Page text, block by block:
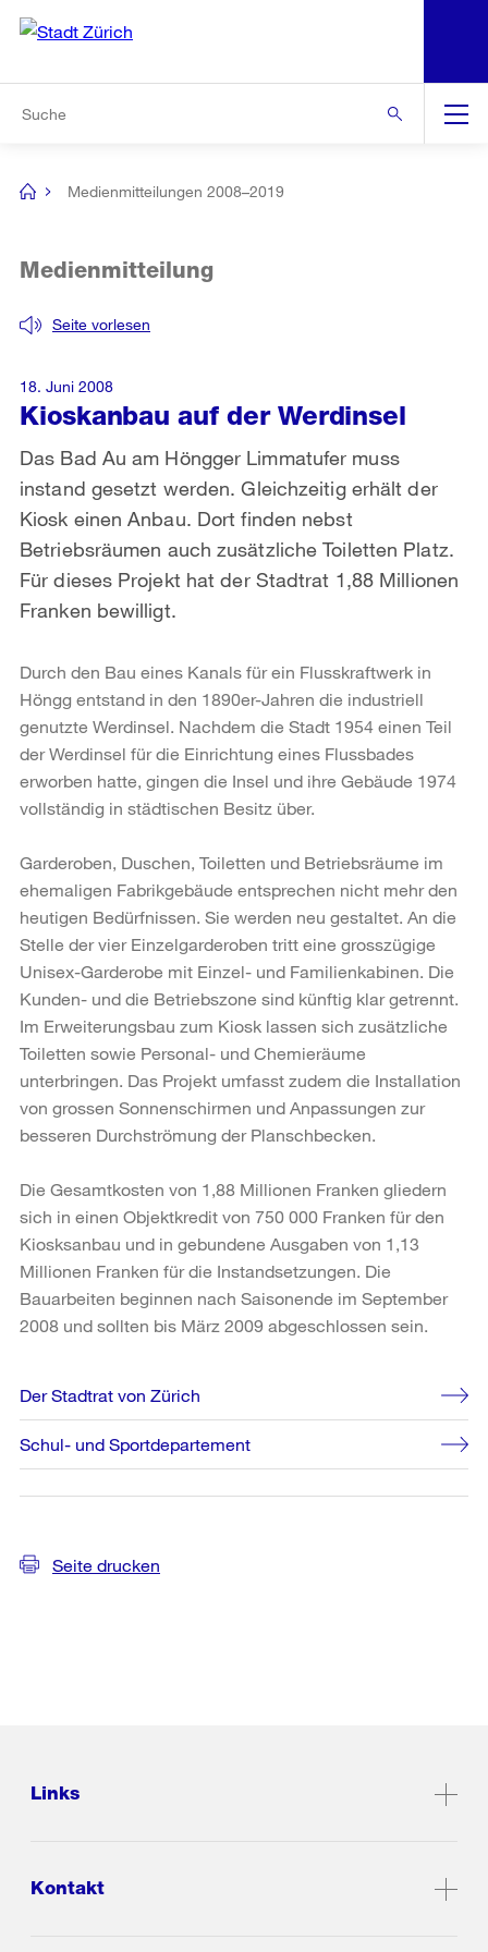
Navigation
[no
Medienmitteilungen 2008–2019
Kioskanbau auf der Werdinsel
Seite vorlesen
Medienmitteilung
Das Bad Au am Höngger Limmatufer muss
instand gesetzt werden. Gleichzeitig erhält der
Kiosk einen Anbau. Dort finden nebst
Betriebsräumen auch zusätzliche Toiletten Platz.
Für dieses Projekt hat der Stadtrat 1,88 Millionen
Franken bewilligt.
18. Juni 2008
Durch den Bau eines Kanals für ein Flusskraftwerk in
Höngg entstand in den 1890er-Jahren die industriell
genutzte Werdinsel. Nachdem die Stadt 1954 einen Teil
der Werdinsel für die Einrichtung eines Flussbades
erworben hatte, gingen die Insel und ihre Gebäude 1974
vollständig in städtischen Besitz über.
Garderoben, Duschen, Toiletten und Betriebsräume im
ehemaligen Fabrikgebäude ent­sprechen nicht mehr den
heutigen Bedürfnissen. Sie werden neu gestaltet. An die
Stelle der vier Einzelgarderoben tritt eine grosszügige
Unisex-Garderobe mit Einzel- und Familienka­binen. Die
Kunden- und die Betriebszone sind künftig klar getrennt.
Im Erweiterungsbau zum Kiosk lassen sich zusätzliche
Toiletten sowie Personal- und Chemieräume
unterbringen. Das Projekt umfasst zudem die Installation
von grossen Sonnenschirmen und Anpassungen zur
besseren Durchströmung der Planschbecken.
Die Gesamtkosten von 1,88 Millionen Franken gliedern
sich in einen Objektkredit von 750 000 Franken für den
Kiosksanbau und in gebundene Ausgaben von 1,13
Millionen Franken für die Instandsetzungen. Die
Bauarbeiten beginnen nach Saisonende im September
2008 und sollten bis März 2009 abgeschlossen sein.
Weitere
Informationen
Der Stadtrat von Zürich
Schul- und Sportdepartement
Seite drucken
Links
Kontakt